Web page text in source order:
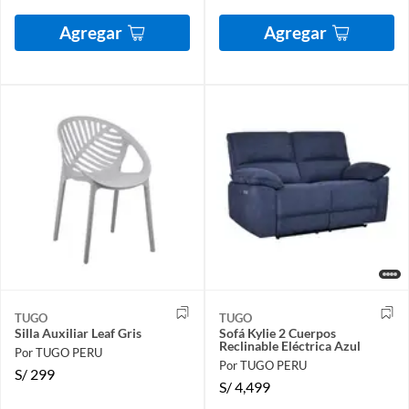
Agregar Agregar
TUGO
Silla Auxiliar Leaf Gris
Por TUGO PERU
S/ 299
TUGO
Sofá Kylie 2 Cuerpos
Reclinable Eléctrica Azul
Por TUGO PERU
S/4,499